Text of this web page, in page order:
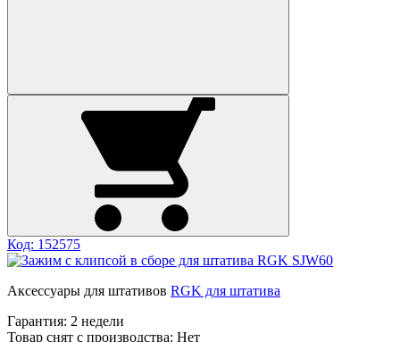
Код: 152575
Аксессуары для штативов RGK для штатива
Гарантия: 2 недели
Товар снят с производства: Нет